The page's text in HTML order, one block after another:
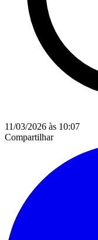
11/03/2026 às 10:07
Compartilhar